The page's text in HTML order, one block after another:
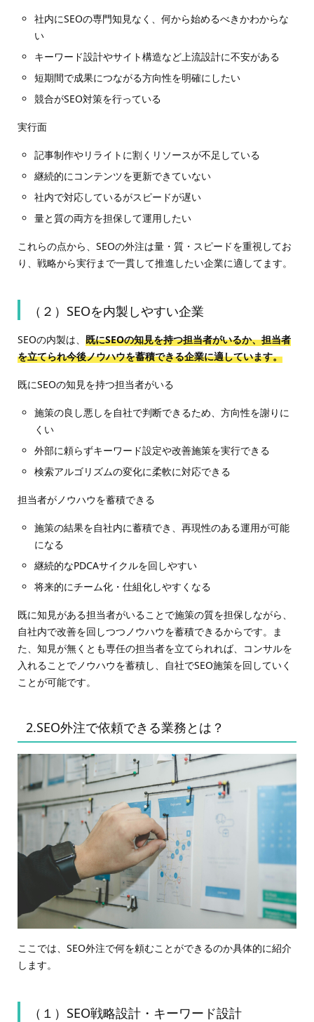
社内にSEOの専門知見なく、何から始めるべきかわからな
い
キーワード設計やサイト構造など上流設計に不安がある
短期間で成果につながる方向性を明確にしたい
競合がSEO対策を行っている
実行面
記事制作やリライトに割くリソースが不足している
継続的にコンテンツを更新できていない
社内で対応しているがスピードが遅い
量と質の両方を担保して運用したい
これらの点から、SEOの外注は量・質・スピードを重視してお
り、戦略から実行まで一貫して推進したい企業に適してます。
（２）SEOを内製しやすい企業
SEOの内製は、 既にSEOの知見を持つ担当者がいるか、担当者
を立てられ今後ノウハウを蓄積できる企業に適しています。
既にSEOの知見を持つ担当者がいる
施策の良し悪しを自社で判断できるため、方向性を謝りに
くい
外部に頼らずキーワード設定や改善施策を実行できる
検索アルゴリズムの変化に柔軟に対応できる
担当者がノウハウを蓄積できる
施策の結果を自社内に蓄積でき、再現性のある運用が可能
になる
継続的なPDCAサイクルを回しやすい
将来的にチーム化・仕組化しやすくなる
既に知見がある担当者がいることで施策の質を担保しながら、
自社内で改善を回しつつノウハウを蓄積できるからです。ま
た、知見が無くとも専任の担当者を立てられれば、コンサルを
入れることでノウハウを蓄積し、自社でSEO施策を回していく
ことが可能です。
2.SEO外注で依頼できる業務とは？
ここでは、SEO外注で何を頼むことができるのか具体的に紹介
します。
（１）SEO戦略設計・キーワード設計